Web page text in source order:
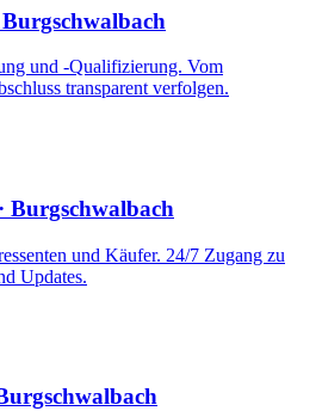
und -Qualifizierung. Vom
transparent verfolgen.
Burgschwalbach
und Käufer. 24/7 Zugang zu
Updates.